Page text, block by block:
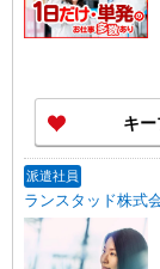
キ
派遣社員
ランスタッド株式